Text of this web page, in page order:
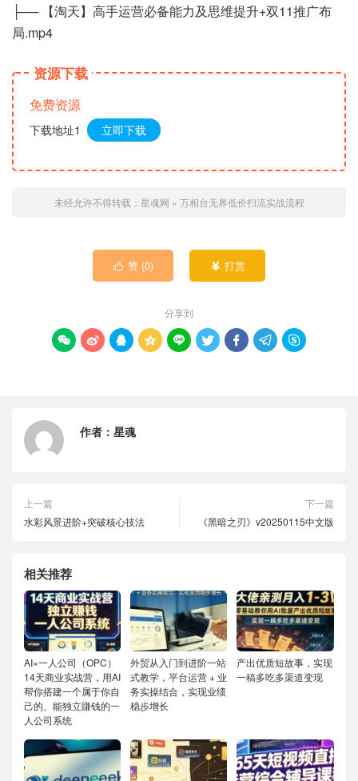
├── 【淘天】高手运营必备能力及思维提升+双11推广布
局.mp4
资源下载
免费资源
下载地址1 立即下载
未经允许不得转载： 星魂网 » 万相台无界低价扫流实战流程
 赞 (0)  打赏
分享到
        
作者： 星魂
上一篇
水彩风景进阶+突破核心技法
下一篇
《黑暗之刃》v20250115中文版
相关推荐
AI×一人公司（OPC）
14天商业实战营，用AI
帮你搭建一个属于你自
己的、能独立賺钱的一
人公司系统
外贸从入门到进阶一站
式教学，平台运营 + 业
务实操结合，实现业绩
稳步增长
产出优质短故事，实现
一稿多吃多渠道变现